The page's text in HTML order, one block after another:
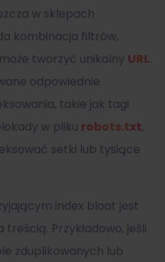
w sklepach
kombinacja filtrów,
tworzyć unikalny URL.
odpowiednie
takie jak tagi
w pliku robots.txt,
setki lub tysiące
index bloat jest
Przykładowo, jeśli
zduplikowanych lub